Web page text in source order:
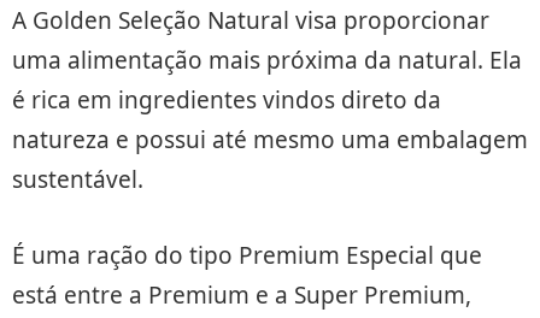
A Golden Seleção Natural visa proporcionar
uma alimentação mais próxima da natural. Ela
é rica em ingredientes vindos direto da
natureza e possui até mesmo uma embalagem
sustentável.
É uma ração do tipo Premium Especial que
está entre a Premium e a Super Premium,